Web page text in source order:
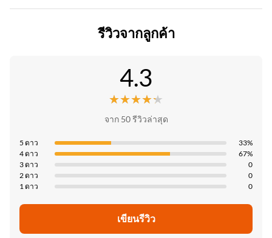
การบริหาร, การพาณิชย์, ความบันเทิง, ครัวเรือน, การวางตำแหน่ง
ปรับแต่ง
Packing:
บรรจุโดยกล่อง
High Light:
แผ่นใยไผ่ถ่านไม้ไผ่ 5 มม.
OEM ODM แผ่นใยไผ่ถ่านไม้ไผ่
1220*2440*5mm/8mm
ความสามารถในการจําหน่าย:
6,000 เมตรต่อวัน
รีวิวจากลูกค้า
4.3
★★★★★
★★★★★
จาก 50 รีวิวล่าสุด
5 ดาว
33%
4 ดาว
67%
3 ดาว
0
2 ดาว
0
1 ดาว
0
เขียนรีวิว